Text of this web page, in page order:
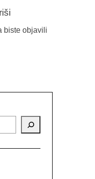
biste objavili